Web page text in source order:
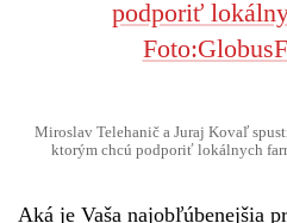
Miroslav Telehanič a Juraj Kovaľ
ktorým chcú podporiť lokálnych
Aká je Vaša najobľúbenejšia